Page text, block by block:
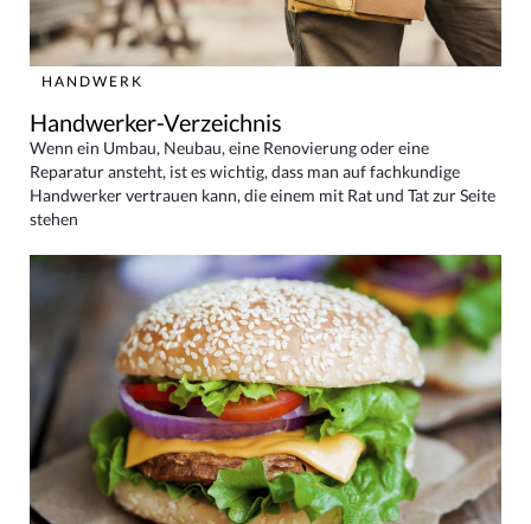
HANDWERK
Handwerker-Verzeichnis
Wenn ein Umbau, Neubau, eine Renovierung oder eine
Reparatur ansteht, ist es wichtig, dass man auf fachkundige
Handwerker vertrauen kann, die einem mit Rat und Tat zur Seite
stehen